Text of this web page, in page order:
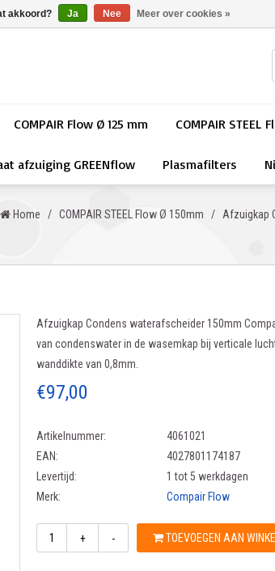
COMPAIR Flow Ø 125 mm COMPAIR STEEL
afzuiging GREENflow Plasmafilters
Home / COMPAIR STEEL Flow Ø 150mm /
Afzuigkap
Afzuigkap Condens waterafscheider 150mm
van condenswater in de wasemkap bij verticale
wanddikte van 0,8mm.
€97,00
Artikelnummer:
4061021
EAN:
4027801174187
Levertijd:
1 tot 5 werkdagen
Merk:
Compair Flow
+ - TOEVOEGEN AAN
akkoord? Ja Nee Meer over cookies »